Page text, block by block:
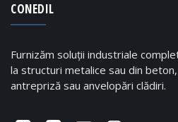
CONEDIL
Furnizăm soluții industriale
la structuri metalice sau din
antrepriză sau anvelopări clădiri.